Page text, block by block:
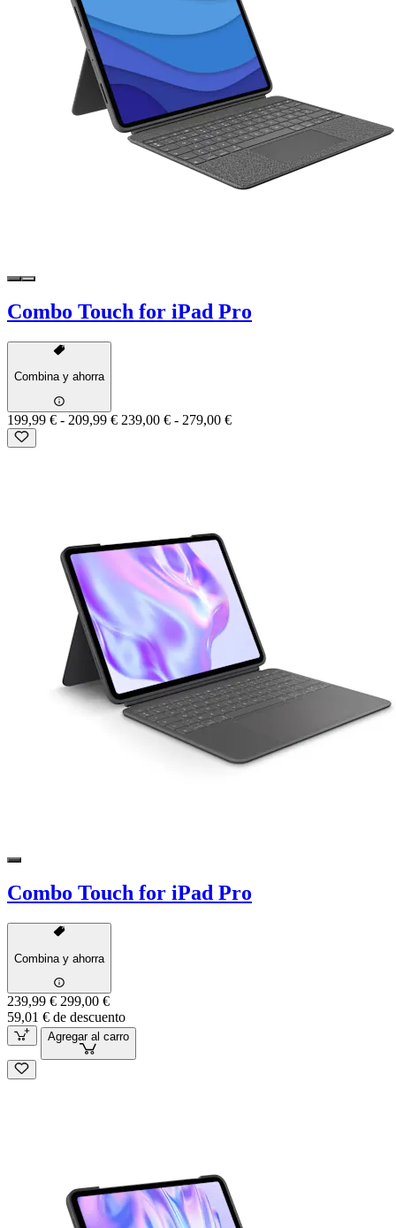
Combo Touch for iPad Pro
Combina y ahorra
199,99 € - 209,99 € 239,00 € - 279,00 €
Combo Touch for iPad Pro
Combina y ahorra
239,99 € 299,00 €
59,01 € de descuento
Agregar al carro